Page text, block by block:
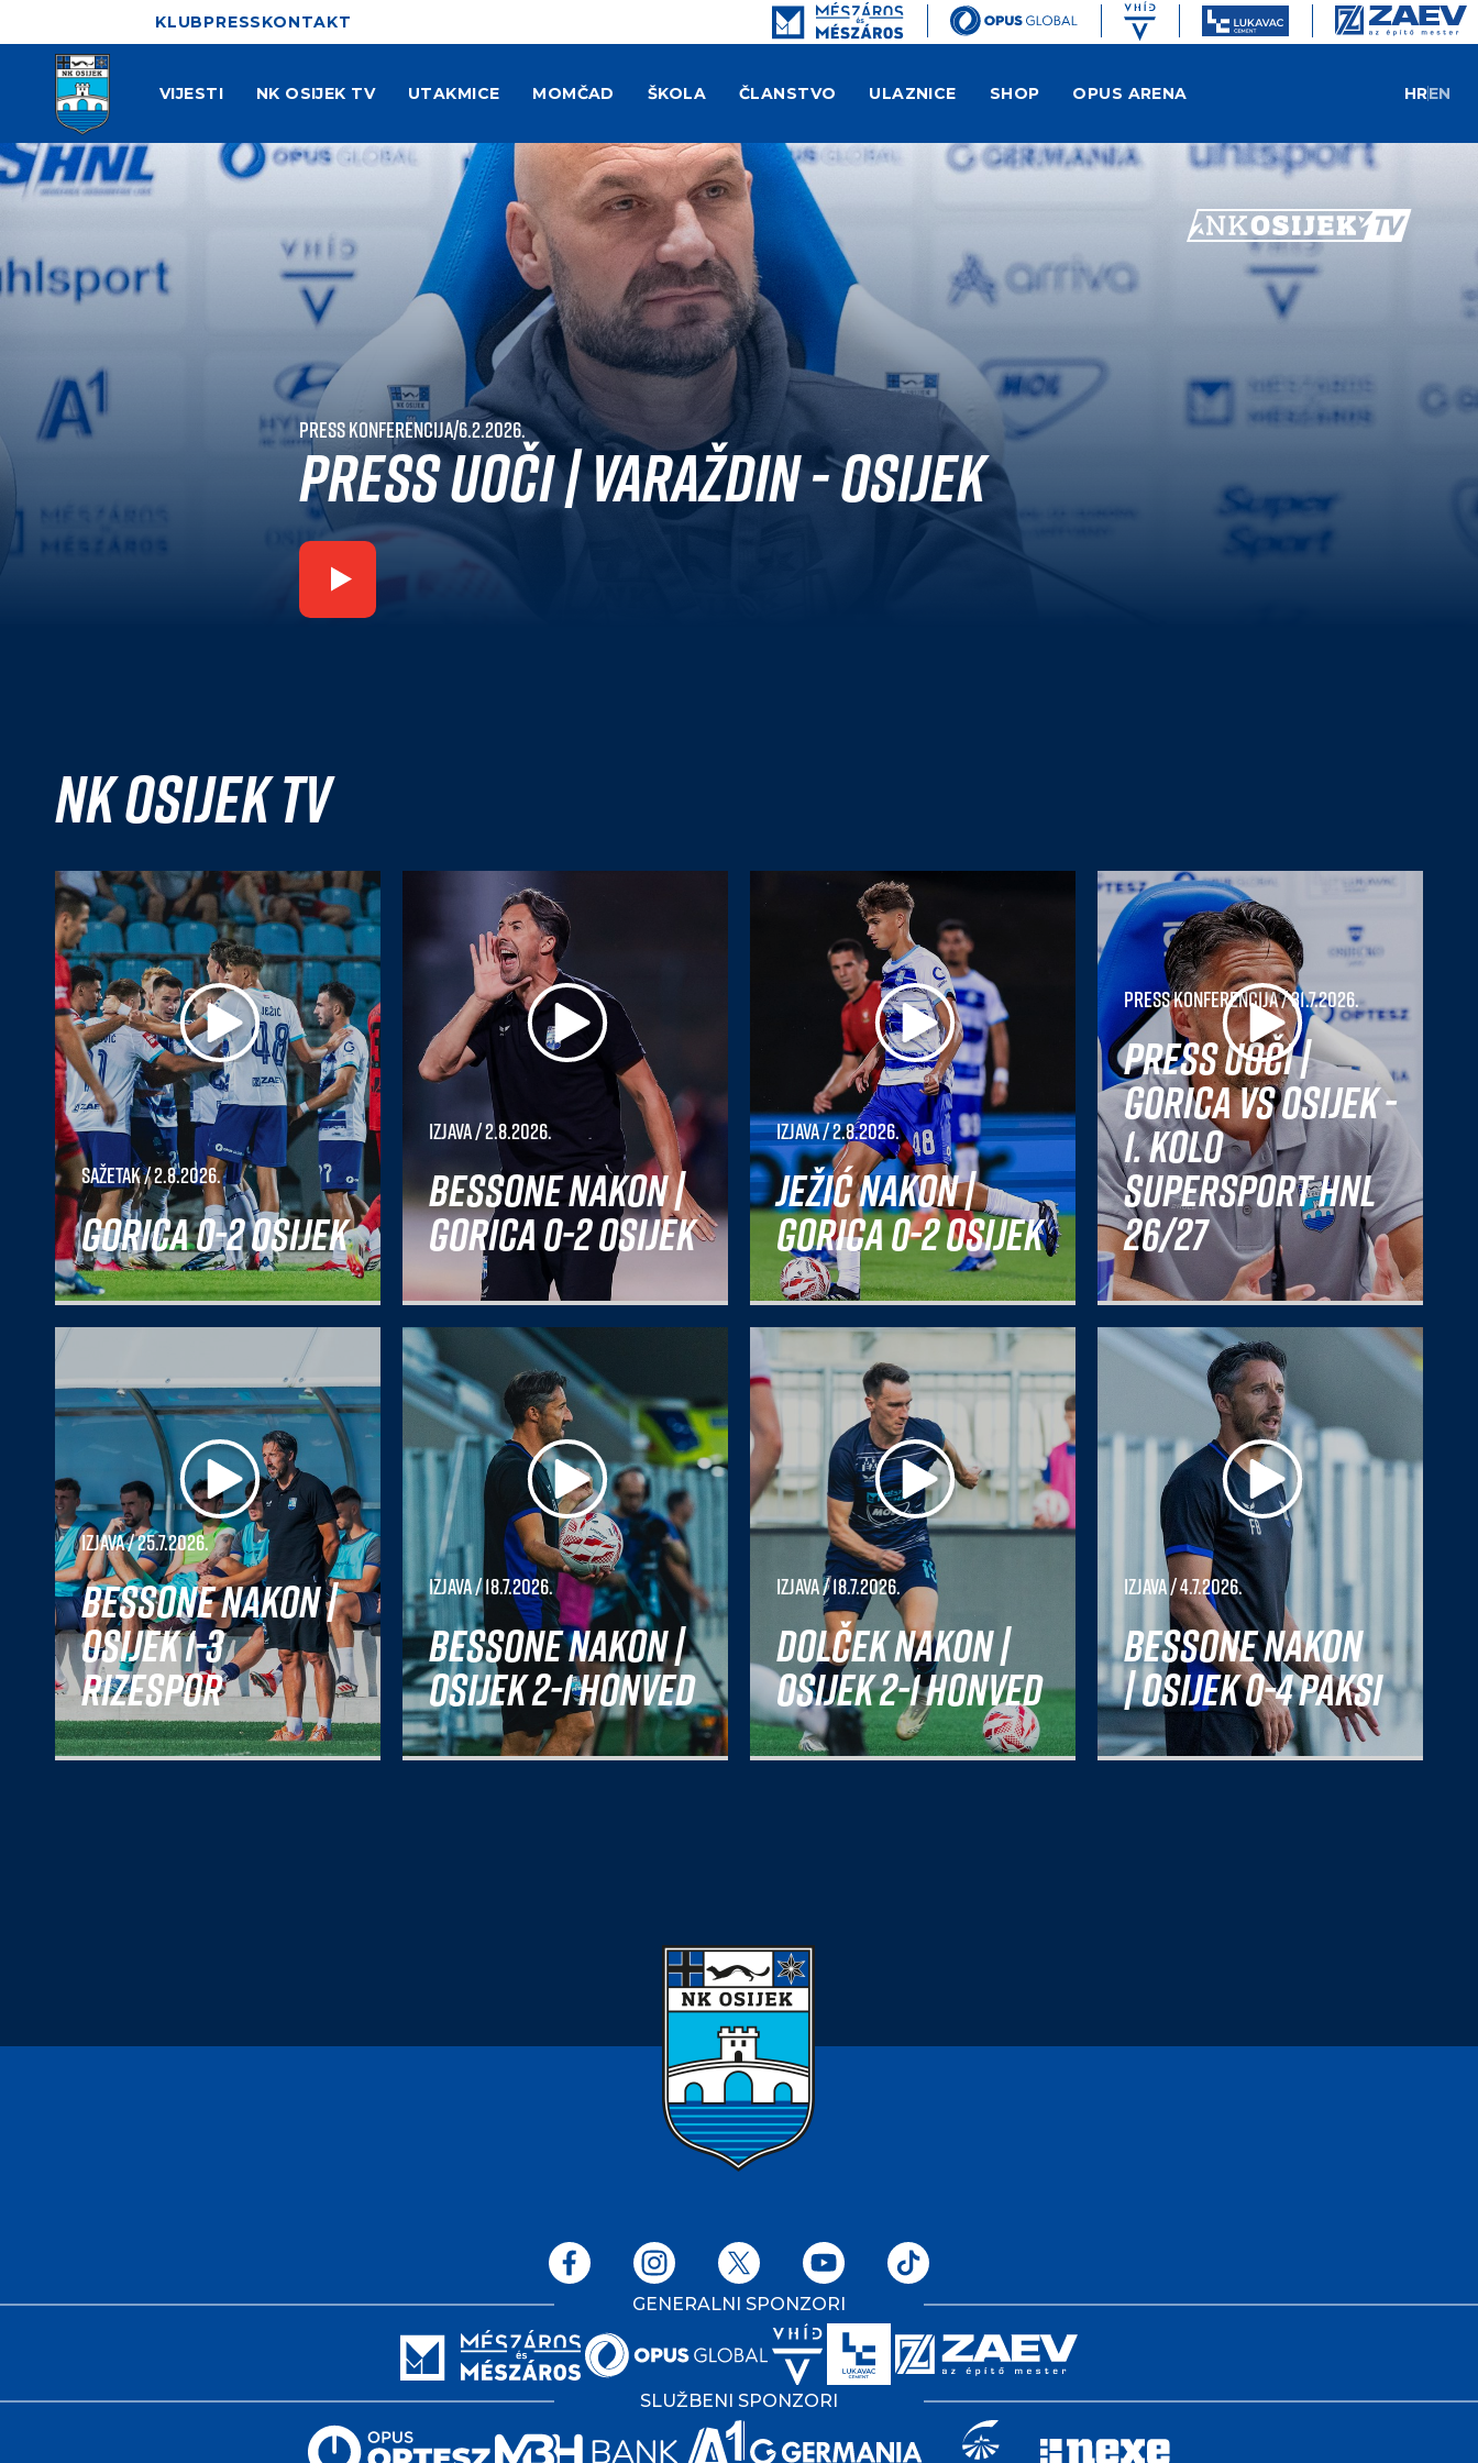
KLUBPRESSKONTAKT
VIJESTI NK OSIJEK TV UTAKMICE MOMČAD ŠKOLA ČLANSTVO ULAZNICE SHOP OPUS ARENA HREN
Press konferencija|6.2.2026.
Press uoči | Varaždin - Osijek
NK Osijek TV
Sažetak/ 2.8.2026.
Gorica 0-2 Osijek
Izjava/ 2.8.2026.
Bessone nakon |
Gorica 0-2 Osijek
Izjava/ 2.8.2026.
Ježić nakon |
Gorica 0-2 Osijek
Press konferencija/ 31.7.2026.
Press uoči |
Gorica vs Osijek -
1. kolo
SuperSport HNL
26/27
Izjava/ 25.7.2026.
Bessone nakon |
Osijek 1-3
Rizespor
Izjava/ 18.7.2026.
Bessone nakon |
Osijek 2-1 Honved
Izjava/ 18.7.2026.
Dolček nakon |
Osijek 2-1 Honved
Izjava/ 4.7.2026.
Bessone nakon
| Osijek 0-4 Paksi
GENERALNI SPONZORI
SLUŽBENI SPONZORI